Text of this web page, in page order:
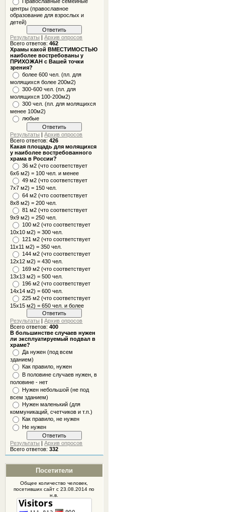
центры (православное
образование для взрослых и
детей)
Результаты |Архив опросов
Всего ответов:462
Храмы какой ВМЕСТИМОСТЬЮ
наиболее востребованы у
ПРИХОЖАН с Вашей точки
зрения?
более 600 чел. (пл. для
молящихся более 200м2)
300-600 чел. (пл. для
молящихся 100-200м2)
300 чел. (пл. для молящихся
менее 100м2)
любые
Результаты |Архив опросов
Всего ответов:426
Какая площадь для молящихся
у наиболее востребованного
храма в России?
36 м2 (что соответствует
6x6 м2) = 100 чел. и менее
49 м2 (что соответствует
7x7 м2) = 150 чел.
64 м2 (что соответствует
8x8 м2) = 200 чел.
81 м2 (что соответствует
9х9 м2) = 250 чел.
100 м2 (что соответствует
10x10 м2) = 300 чел.
121 м2 (что соответствует
11х11 м2) = 350 чел.
144 м2 (что соответствует
12х12 м2) = 430 чел.
169 м2 (что соответствует
13х13 м2) = 500 чел.
196 м2 (что соответствует
14х14 м2) = 600 чел.
225 м2 (что соответствует
15х15 м2) = 650 чел. и более
Результаты |Архив опросов
Всего ответов:400
В большинстве случаев нужен
ли эксплуатируемый подвал в
храме?
Да нужен (под всем
зданием)
Как правило, нужен
В половине случаев нужен, в
половине - нет
Нужен небольшой (не под
всем зданием)
Нужен маленький (для
коммуникаций, счетчиков и т.п.)
Как правило, не нужен
Не нужен
Результаты |Архив опросов
Всего ответов:332
Посетители
Общее количество человек,
посетившихсайтс 23.08.2014 по
н.в.